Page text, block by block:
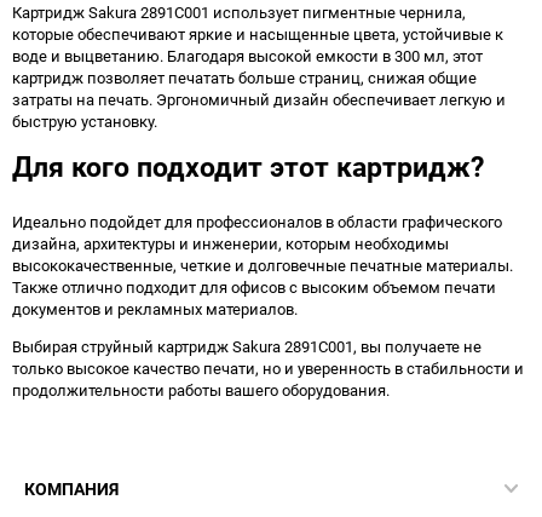
Картридж Sakura 2891C001 использует пигментные чернила,
которые обеспечивают яркие и насыщенные цвета, устойчивые к
воде и выцветанию. Благодаря высокой емкости в 300 мл, этот
картридж позволяет печатать больше страниц, снижая общие
затраты на печать. Эргономичный дизайн обеспечивает легкую и
быструю установку.
Для кого подходит этот картридж?
Идеально подойдет для профессионалов в области графического
дизайна, архитектуры и инженерии, которым необходимы
высококачественные, четкие и долговечные печатные материалы.
Также отлично подходит для офисов с высоким объемом печати
документов и рекламных материалов.
Выбирая струйный картридж Sakura 2891C001, вы получаете не
только высокое качество печати, но и уверенность в стабильности и
продолжительности работы вашего оборудования.
КОМПАНИЯ